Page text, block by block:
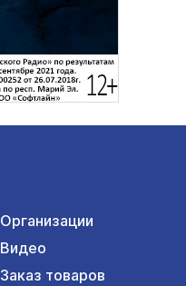
Организации
Видео
Заказ товаров